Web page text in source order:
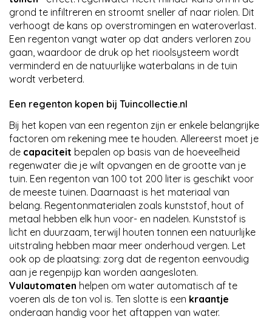
grond te infiltreren en stroomt sneller af naar riolen. Dit
verhoogt de kans op overstromingen en wateroverlast.
Een regenton vangt water op dat anders verloren zou
gaan, waardoor de druk op het rioolsysteem wordt
verminderd en de natuurlijke waterbalans in de tuin
wordt verbeterd.
Een regenton kopen bij Tuincollectie.nl
Bij het kopen van een regenton zijn er enkele belangrijke
factoren om rekening mee te houden. Allereerst moet je
de capaciteit bepalen op basis van de hoeveelheid
regenwater die je wilt opvangen en de grootte van je
tuin. Een regenton van 100 tot 200 liter is geschikt voor
de meeste tuinen. Daarnaast is het materiaal van
belang. Regentonmaterialen zoals kunststof, hout of
metaal hebben elk hun voor- en nadelen. Kunststof is
licht en duurzaam, terwijl houten tonnen een natuurlijke
uitstraling hebben maar meer onderhoud vergen. Let
ook op de plaatsing: zorg dat de regenton eenvoudig
aan je regenpijp kan worden aangesloten.
Vulautomaten helpen om water automatisch af te
voeren als de ton vol is. Ten slotte is een kraantje
onderaan handig voor het aftappen van water.